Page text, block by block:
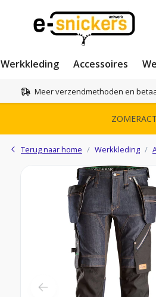
Werkkleding Accessoires
Meer verzendmethoden en
Terug naar home Werkkleding